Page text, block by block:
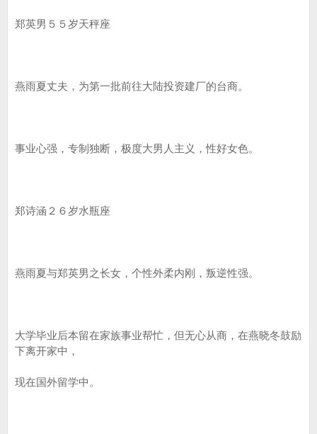
郑英男５５岁天秤座
燕雨夏丈夫，为第一批前往大陆投资建厂的台商。
事业心强，专制独断，极度大男人主义，性好女色。
郑诗涵２６岁水瓶座
燕雨夏与郑英男之长女，个性外柔内刚，叛逆性强。
大学毕业后本留在家族事业帮忙，但无心从商，在燕晓冬鼓励
下离开家中，
现在国外留学中。